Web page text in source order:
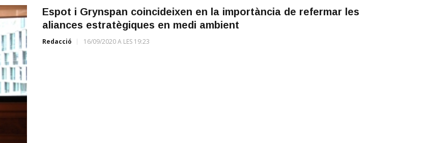
Espot i Grynspan coincideixen en la importància de refermar les
aliances estratègiques en medi ambient
Redacció 16/09/2020 A LES 19:23